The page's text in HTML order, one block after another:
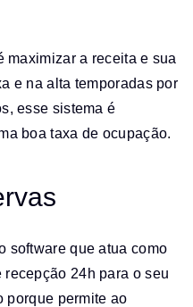
maximizar a receita e sua
e na alta temporadas por
esse sistema é
boa taxa de ocupação.
software que atua como
24h para o seu
porque permite ao